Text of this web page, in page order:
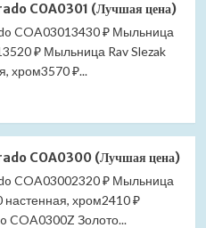
COA0301 (Лучшая цена)
COA03013430 ₽ Мыльница
₽ Мыльница Rav Slezak
хром3570 ₽...
COA0300 (Лучшая цена)
COA03002320 ₽ Мыльница
настенная, хром2410 ₽
COA0300Z Золото...